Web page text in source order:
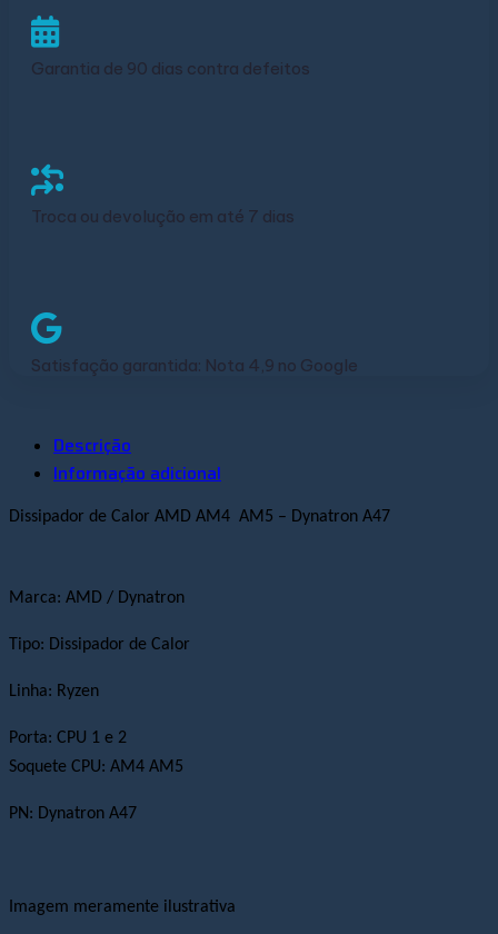
Garantia de 90 dias contra defeitos
Troca ou devolução em até 7 dias
Satisfação garantida: Nota 4,9 no Google
Descrição
Informação adicional
Dissipador de Calor AMD AM4 AM5 – Dynatron A47
Marca: AMD / Dynatron
Tipo: Dissipador de Calor
Linha: Ryzen
Porta: CPU 1 e 2
Soquete CPU: AM4 AM5
PN: Dynatron A47
Imagem meramente ilustrativa